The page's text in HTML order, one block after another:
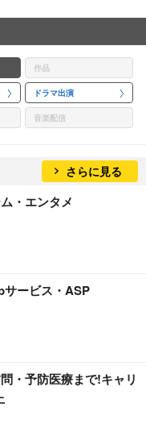
作品
ドラマ出演
音楽配信
さらに見る
・エンタメ
サービス・ASP
・予防医療まで!キャリ